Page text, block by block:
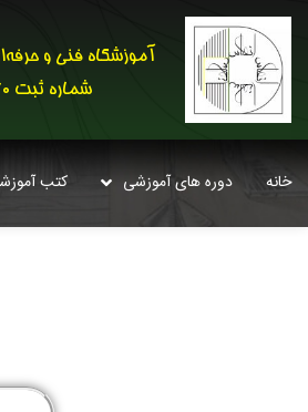
آموزشگاه فنی و
شماره ثبت 29570
خانه دوره های آموزشی کتب